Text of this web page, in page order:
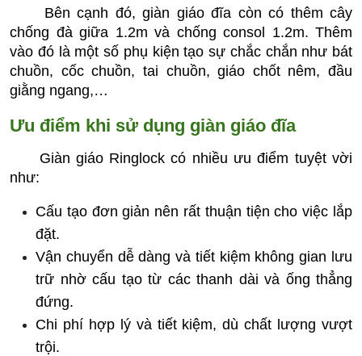
Bên cạnh đó, giàn giáo đĩa còn có thêm cây
chống đà giữa 1.2m và chống consol 1.2m. Thêm
vào đó là một số phụ kiện tạo sự chắc chắn như bát
chuồn, cốc chuồn, tai chuồn, giáo chốt nêm, đầu
giằng ngang,…
Ưu điểm khi sử dụng giàn giáo đĩa
Giàn giáo Ringlock có nhiều ưu điểm tuyệt vời
như:
Cấu tạo đơn giản nên rất thuận tiện cho việc lắp
đặt.
Vận chuyển dễ dàng và tiết kiệm không gian lưu
trữ nhờ cấu tạo từ các thanh dài và ống thẳng
đứng.
Chi phí hợp lý và tiết kiệm, dù chất lượng vượt
trội.